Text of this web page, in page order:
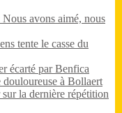
avons aimé, nous
tente le casse du
écarté par Benfica
à Bollaert
la dernière répétition